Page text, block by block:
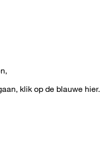
klik op de blauwe hier.